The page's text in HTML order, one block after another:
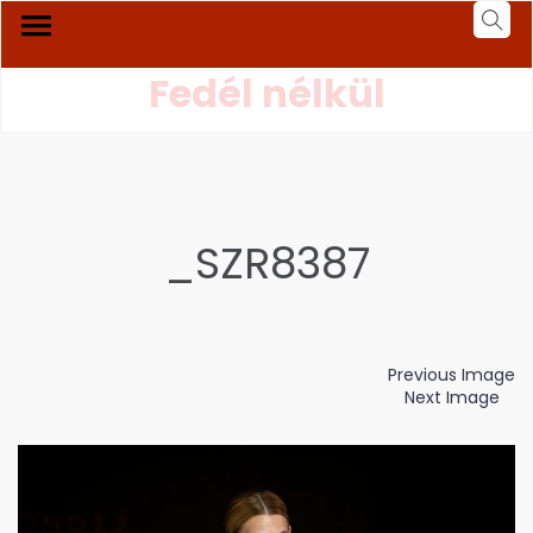
Fedél nélkül
_SZR8387
Previous Image
Next Image